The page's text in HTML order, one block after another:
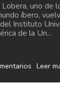
uno de
íbero,
Instituto
de la Un...
Leer